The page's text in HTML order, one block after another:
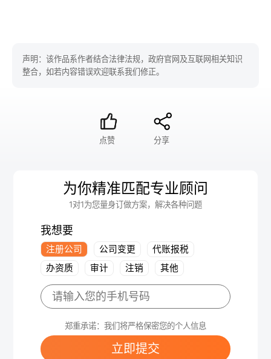
声明：该作品系作者结合法律法规，政府官网及互联网相关知识
整合，如若内容错误欢迎联系我们修正。
点赞 分享
为你精准匹配专业顾问
1对1为您量身订做方案，解决各种问题
我想要
注册公司 公司变更
代账报税
办资质
审计 注销 其他
郑重承诺：我们将严格保密您的个人信息
立即提交